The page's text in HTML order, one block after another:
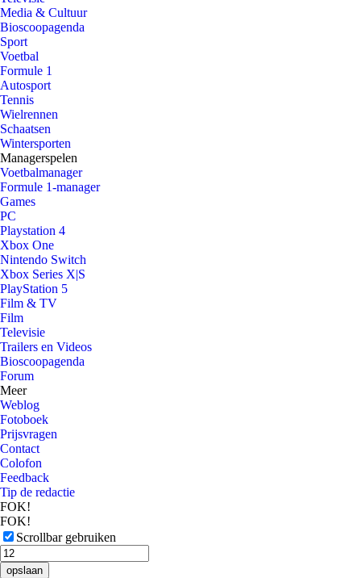
Media & Cultuur
Bioscoopagenda
Sport
Voetbal
Formule 1
Autosport
Tennis
Wielrennen
Schaatsen
Wintersporten
Managerspelen
Voetbalmanager
Formule 1-manager
Games
PC
Playstation 4
Xbox One
Nintendo Switch
Xbox Series X|S
PlayStation 5
Film & TV
Film
Televisie
Trailers en Videos
Bioscoopagenda
Forum
Meer
Weblog
Fotoboek
Prijsvragen
Contact
Colofon
Feedback
Tip de redactie
FOK!
FOK!
Scrollbar gebruiken
opslaan